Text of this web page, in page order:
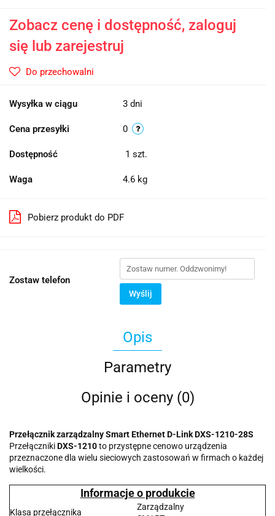
Zobacz cenę i dostępność, zaloguj
się lub zarejestruj
Do przechowalni
Wysyłka w ciągu 3 dni
Cena przesyłki 0
Dostępność 1 szt.
Waga 4.6 kg
Pobierz produkt do PDF
Zostaw telefon
Wyślij
Opis
Parametry
Opinie i oceny (0)
Przełącznik zarządzalny Smart Ethernet D-Link DXS-1210-28S
PrzełącznikiDXS-1210to przystępne cenowo urządzenia
przeznaczone dla wielu sieciowych zastosowań w firmach o każdej
wielkości.
Informacje o produkcie
Klasa przełącznika
Zarządzalny